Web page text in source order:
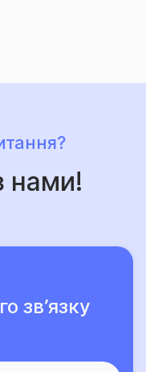
нами!
зв’язку